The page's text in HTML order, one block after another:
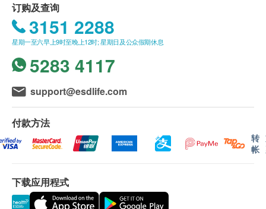
服用方法
每日2次，每次1至2粒
成份
叶黄素、葡萄籽精华、欧洲野生蓝莓浓缩精华、鱼
油、椰子油、蜂蜡、卵磷脂、明胶、甘油
输附加费)。
2. 我们将於确定订单後3-5个工作天内安排发货。
3. 不排除运送时间会因节日而有所影响。当八号烈风
讯号悬掛或黑色暴雨警告生效时，送货服务时间将会
延迟。
4. 所有订单须视乎相关货品的供应情况再作最後确
认。倘若健康网购health.ESDlife未能提供任何订单上
的货品，健康网购health.ESDlife有权拒绝接受该订
单，并且会於送货前透过电话或电邮通知顾客再作安
排。
1. 货品质量保證，於顾客收到产品当日起计，食用期
应最少有6个月或以上。
订购及查询
3151 2288
星期一至六早上9时至晚上12时; 星期日及公众假期休息
5283 4117
support@esdlife.com
付款方法
转
帐
下载应用程式